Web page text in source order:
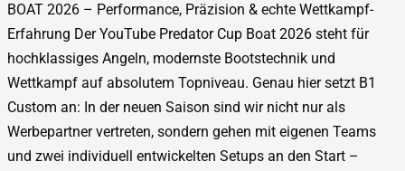
BOAT 2026 – Performance, Präzision & echte Wettkampf-
Erfahrung Der YouTube Predator Cup Boat 2026 steht für
hochklassiges Angeln, modernste Bootstechnik und
Wettkampf auf absolutem Topniveau. Genau hier setzt B1
Custom an: In der neuen Saison sind wir nicht nur als
Werbepartner vertreten, sondern gehen mit eigenen Teams
und zwei individuell entwickelten Setups an den Start –